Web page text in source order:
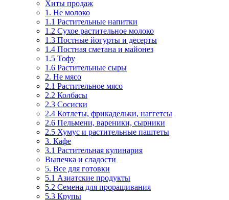
Хиты продаж
1. Не молоко
1.1 Растительные напитки
1.2 Сухое растительное молоко
1.3 Постные йогурты и десерты
1.4 Постная сметана и майонез
1.5 Тофу
1.6 Растительные сыры
2. Не мясо
2.1 Растительное мясо
2.2 Колбасы
2.3 Сосиски
2.4 Котлеты, фрикадельки, наггетсы
2.6 Пельмени, вареники, сырники
2.5 Хумус и растительные паштеты
3. Кафе
3.1 Растительная кулинария
Выпечка и сладости
5. Все для готовки
5.1 Азиатские продукты
5.2 Семена для проращивания
5.3 Крупы